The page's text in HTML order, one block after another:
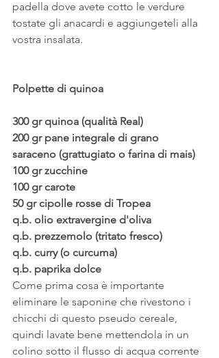
padella dove avete cotto le verdure
tostate gli anacardi e aggiungeteli alla
vostra insalata.
Polpette di quinoa
300 gr quinoa (qualità Real)
200 gr pane integrale di grano
saraceno (grattugiato o farina di mais)
100 gr zucchine
100 gr carote
50 gr cipolle rosse di Tropea
q.b. olio extravergine d'oliva
q.b. prezzemolo (tritato fresco)
q.b. curry (o curcuma)
q.b. paprika dolce
Come prima cosa è importante
eliminare le saponine che rivestono i
chicchi di questo pseudo cereale,
quindi lavate bene mettendola in un
colino sotto il flusso di acqua corrente